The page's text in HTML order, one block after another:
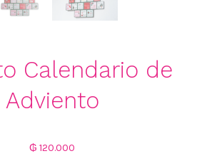
Calendario de
Adviento
₲ 120.000